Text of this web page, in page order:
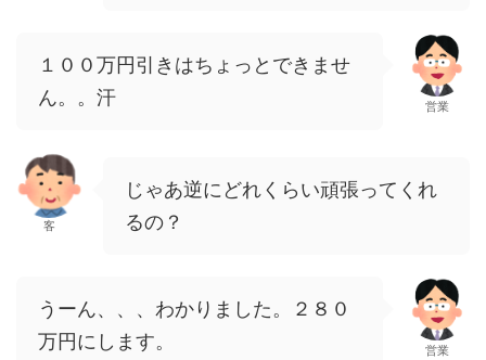
１００万円引きはちょっとできませ
ん。。汗
営業
客
じゃあ逆にどれくらい頑張ってくれ
るの？
うーん、、、わかりました。２８０
万円にします。
営業